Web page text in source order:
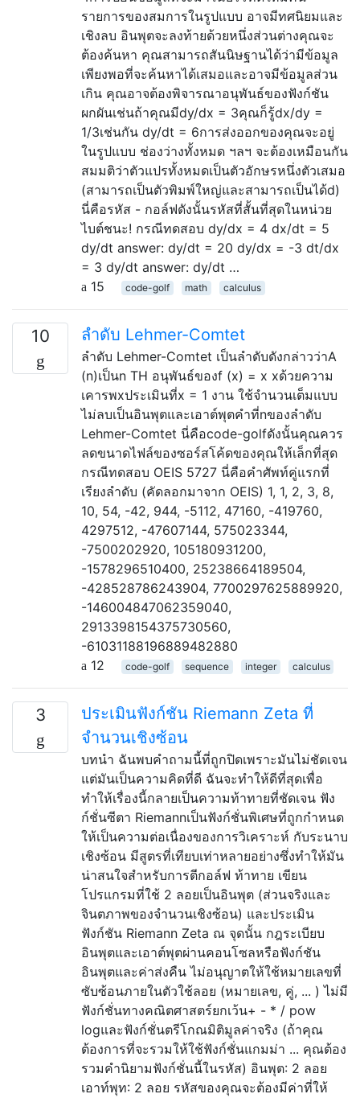
รายการของสมการในรูปแบบ อาจมีทศนิยมและ
เชิงลบ อินพุตจะลงท้ายด้วยหนึ่งส่วนต่างคุณจะ
ต้องค้นหา คุณสามารถสันนิษฐานได้ว่ามีข้อมูล
เพียงพอที่จะค้นหาได้เสมอและอาจมีข้อมูลส่วน
เกิน คุณอาจต้องพิจารณาอนุพันธ์ของฟังก์ชัน
ผกผันเช่นถ้าคุณมีdy/dx = 3คุณก็รู้dx/dy =
1/3เช่นกัน dy/dt = 6การส่งออกของคุณจะอยู่
ในรูปแบบ ช่องว่างทั้งหมด ฯลฯ จะต้องเหมือนกัน
สมมติว่าตัวแปรทั้งหมดเป็นตัวอักษรหนึ่งตัวเสมอ
(สามารถเป็นตัวพิมพ์ใหญ่และสามารถเป็นได้d)
นี่คือรหัส - กอล์ฟดังนั้นรหัสที่สั้นที่สุดในหน่วย
ไบต์ชนะ! กรณีทดสอบ dy/dx = 4 dx/dt = 5
dy/dt answer: dy/dt = 20 dy/dx = -3 dt/dx
= 3 dy/dt answer: dy/dt …
15
code-golf math calculus
10 ลำดับ Lehmer-Comtet
ลำดับ Lehmer-Comtet เป็นลำดับดังกล่าวว่าA
(n)เป็นn TH อนุพันธ์ของf (x) = x xด้วยความ
เคารพxประเมินที่x = 1 งาน ใช้จำนวนเต็มแบบ
ไม่ลบเป็นอินพุตและเอาต์พุตคำที่nของลำดับ
Lehmer-Comtet นี่คือcode-golfดังนั้นคุณควร
ลดขนาดไฟล์ของซอร์สโค้ดของคุณให้เล็กที่สุด
กรณีทดสอบ OEIS 5727 นี่คือคำศัพท์คู่แรกที่
เรียงลำดับ (คัดลอกมาจาก OEIS) 1, 1, 2, 3, 8,
10, 54, -42, 944, -5112, 47160, -419760,
4297512, -47607144, 575023344,
-7500202920, 105180931200,
-1578296510400, 25238664189504,
-428528786243904, 7700297625889920,
-146004847062359040,
2913398154375730560,
-61031188196889482880
12
code-golf sequence integer calculus
3
ประเมินฟังก์ชัน Riemann Zeta ที่
จำนวนเชิงซ้อน
บทนำ ฉันพบคำถามนี้ที่ถูกปิดเพราะมันไม่ชัดเจน
แต่มันเป็นความคิดที่ดี ฉันจะทำให้ดีที่สุดเพื่อ
ทำให้เรื่องนี้กลายเป็นความท้าทายที่ชัดเจน ฟัง
ก์ชั่นซีตา Riemannเป็นฟังก์ชั่นพิเศษที่ถูกกำหนด
ให้เป็นความต่อเนื่องของการวิเคราะห์ กับระนาบ
เชิงซ้อน มีสูตรที่เทียบเท่าหลายอย่างซึ่งทำให้มัน
น่าสนใจสำหรับการตีกอล์ฟ ท้าทาย เขียน
โปรแกรมที่ใช้ 2 ลอยเป็นอินพุต (ส่วนจริงและ
จินตภาพของจำนวนเชิงซ้อน) และประเมิน
ฟังก์ชัน Riemann Zeta ณ จุดนั้น กฎระเบียบ
อินพุตและเอาต์พุตผ่านคอนโซลหรือฟังก์ชัน
อินพุตและค่าส่งคืน ไม่อนุญาตให้ใช้หมายเลขที่
ซับซ้อนภายในตัวใช้ลอย (หมายเลข, คู่, ... ) ไม่มี
ฟังก์ชั่นทางคณิตศาสตร์ยกเว้น+ - * / pow
logและฟังก์ชั่นตรีโกณมิติมูลค่าจริง (ถ้าคุณ
ต้องการที่จะรวมให้ใช้ฟังก์ชั่นแกมม่า ... คุณต้อง
รวมคำนิยามฟังก์ชั่นนี้ในรหัส) อินพุต: 2 ลอย
เอาท์พุท: 2 ลอย รหัสของคุณจะต้องมีค่าที่ให้